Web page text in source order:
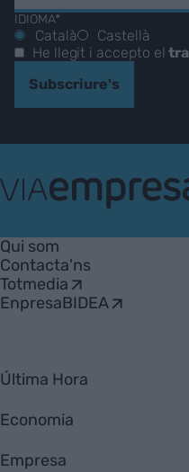
IDIOMA*
Català
Castellà
He llegit i accepto el
Subscriure's
Empresa
Qui som
Contacta'ns
Totmedia
EnpresaBIDEA
Última Hora
Economia
Empresa